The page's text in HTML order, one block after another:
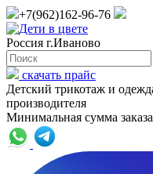
+7(962)162-96-76
Россия г.Иваново
скачать прайс
Детский трикотаж и
производителя
Минимальная сумма